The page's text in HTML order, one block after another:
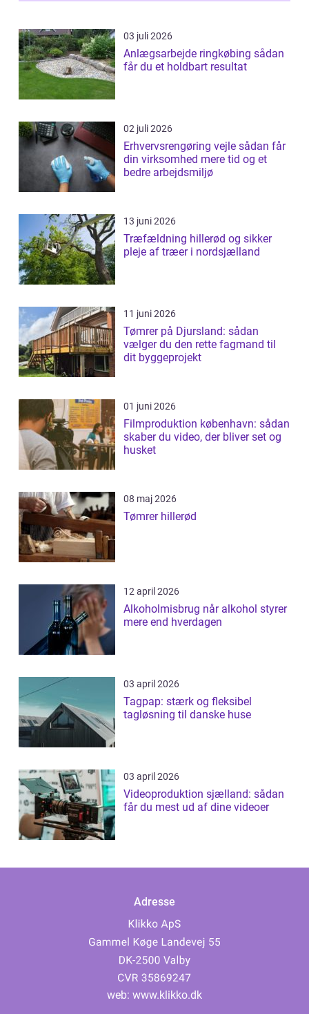
03 juli 2026
Anlægsarbejde ringkøbing sådan
får du et holdbart resultat
02 juli 2026
Erhvervsrengøring vejle sådan får
din virksomhed mere tid og et
bedre arbejdsmiljø
13 juni 2026
Træfældning hillerød og sikker
pleje af træer i nordsjælland
11 juni 2026
Tømrer på Djursland: sådan
vælger du den rette fagmand til
dit byggeprojekt
01 juni 2026
Filmproduktion københavn: sådan
skaber du video, der bliver set og
husket
08 maj 2026
Tømrer hillerød
12 april 2026
Alkoholmisbrug når alkohol styrer
mere end hverdagen
03 april 2026
Tagpap: stærk og fleksibel
tagløsning til danske huse
03 april 2026
Videoproduktion sjælland: sådan
får du mest ud af dine videoer
Adresse
web: www.klikko.dk